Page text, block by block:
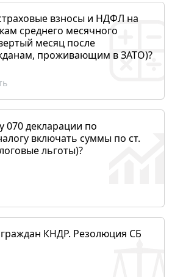
взносы и НДФЛ на
среднего месячного
месяц после
проживающим в ЗАТО)?
070 декларации по
включать суммы по ст.
льготы)?
граждан КНДР. Резолюция СБ